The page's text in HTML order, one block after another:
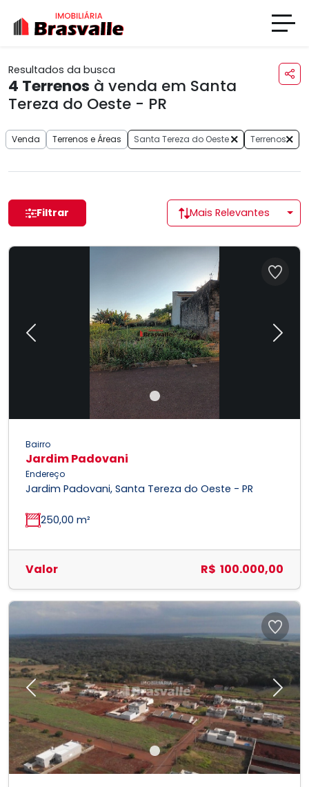
Resultados da busca
4 Terrenos à venda em Santa
Tereza do Oeste - PR
Venda Terrenos e Áreas Santa Tereza do Oeste Terrenos
Filtrar Mais Relevantes
Previous Next
Bairro
Jardim Padovani
Endereço
Jardim Padovani, Santa Tereza do Oeste - PR
250,00 m²
Valor R$ 100.000,00
Previous Next